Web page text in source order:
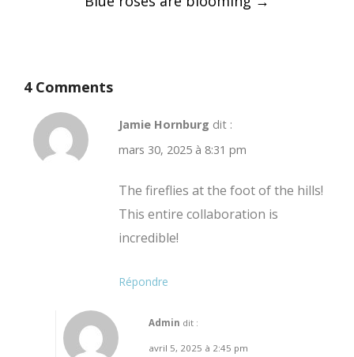
4 Comments
Jamie Hornburg dit :
mars 30, 2025 à 8:31 pm
The fireflies at the foot of the hills!
This entire collaboration is
incredible!
Répondre
Admin dit :
avril 5, 2025 à 2:45 pm